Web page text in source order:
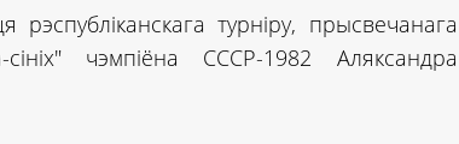
турніру, прысвечанага
чэмпіёна СССР-1982 Аляксандра